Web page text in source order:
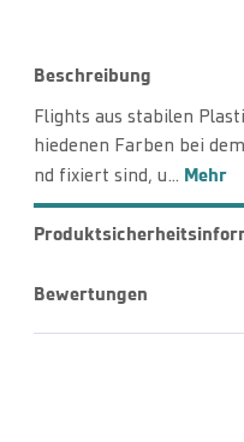
Beschreibung
Flights aus stabilen
hiedenen Farben bei
nd fixiert sind, u… Mehr
Bewertungen